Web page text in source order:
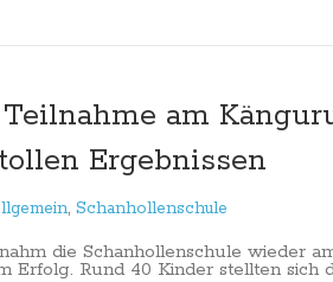
am
Ergebnissen
, Schanhollenschule
die Schanhollenschule wieder
Erfolg. Rund 40 Kinder stellten sich